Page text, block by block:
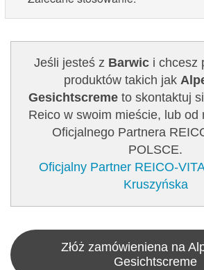
wmasować.
Zawartość: 50 ml /Nr art.: 5100
Jeśli jesteś z Barwici chcesz
produktów takich jak
Gesichtscreme to skontaktuj
Reico w swoim mieście, lub od
Oficjalnego Partnera
POLSCE.
Oficjalny Partner REICO-
Kruszyńska
Złóż zamówieniena na
Gesichtscreme